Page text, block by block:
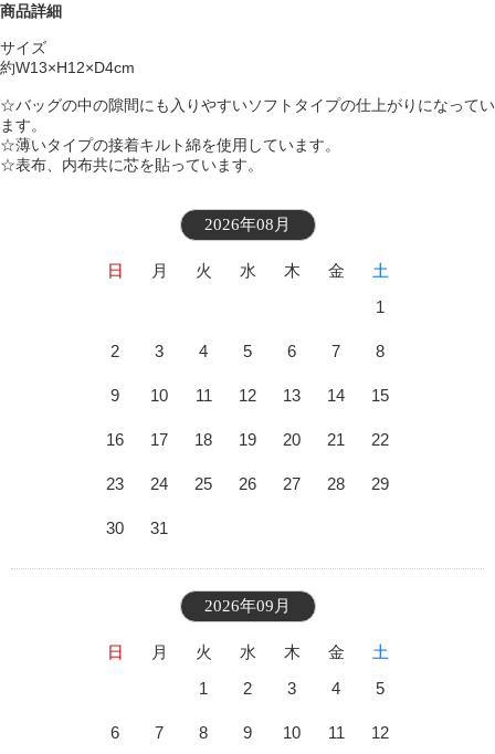
商品詳細
サイズ
約W13×H12×D4cm
☆バッグの中の隙間にも入りやすいソフトタイプの仕上がりになってい
ます。
☆薄いタイプの接着キルト綿を使用しています。
☆表布、内布共に芯を貼っています。
2026年08月
日 月 火 水 木 金
土
1
2 3 4 5 6 7 8
9 10 11 12 13 14 15
16 17 18 19 20 21 22
23 24 25 26 27 28 29
30 31
2026年09月
日 月 火 水 木 金
土
1
2 3 4 5
6 7 8 9 10 11 12